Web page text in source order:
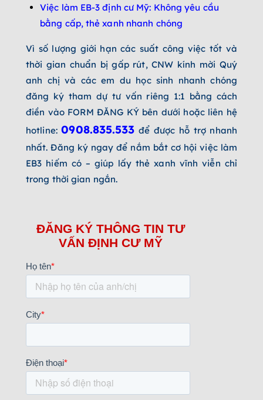
Việc làm EB-3 định cư Mỹ: Không yêu cầu
bằng cấp, thẻ xanh nhanh chóng
Vì số lượng giới hạn các suất công việc tốt và
thời gian chuẩn bị gấp rút, CNW kính mời Quý
anh chị và các em du học sinh nhanh chóng
đăng ký tham dự tư vấn riêng 1:1 bằng cách
điền vào FORM ĐĂNG KÝ bên dưới hoặc liên hệ
hotline:0908.835.533 để được hỗ trợ nhanh
nhất. Đăng ký ngay để nắm bắt cơ hội việc làm
EB3 hiếm có – giúp lấy thẻ xanh vĩnh viễn chỉ
trong thời gian ngắn.